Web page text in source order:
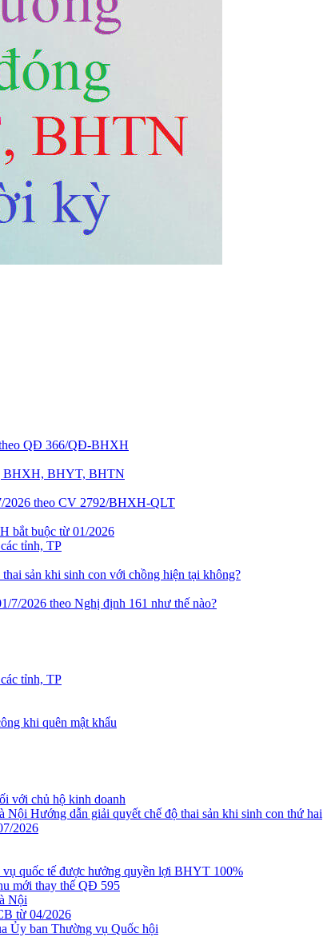
QĐ 366/QĐ-BHXH
BHXH, BHYT, BHTN
2026 theo CV 2792/BHXH-QLT
bắt buộc từ 01/2026
tỉnh, TP
sản khi sinh con với chồng hiện tại không?
2026 theo Nghị định 161 như thế nào?
tỉnh, TP
khi quên mật khẩu
với chủ hộ kinh doanh
Hướng dẫn giải quyết chế độ thai sản khi sinh con thứ hai
2026
quốc tế được hưởng quyền lợi BHYT 100%
mới thay thế QĐ 595
Nội
từ 04/2026
Ủy ban Thường vụ Quốc hội